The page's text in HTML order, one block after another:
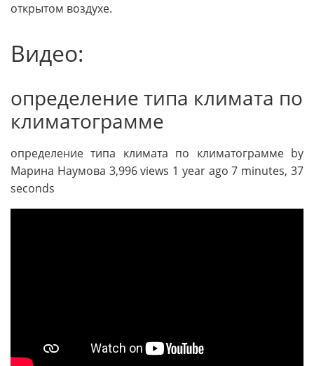
открытом воздухе.
Видео:
определение типа климата по
климатограмме
определение типа климата по климатограмме by
Марина Наумова 3,996 views 1 year ago 7 minutes, 37
seconds